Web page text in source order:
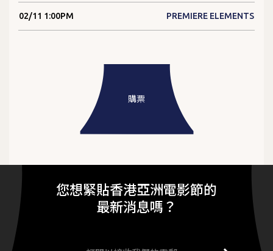
02/11 1:00PM PREMIERE ELEMENTS
購票
您想緊貼香港亞洲電影節的
最新消息嗎？